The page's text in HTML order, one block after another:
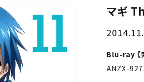
マギ
Blu-ray 【
ANZX-